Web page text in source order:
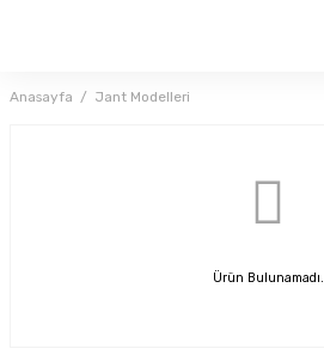
Anasayfa Jant Modelleri
Ürün Bulunamadı.